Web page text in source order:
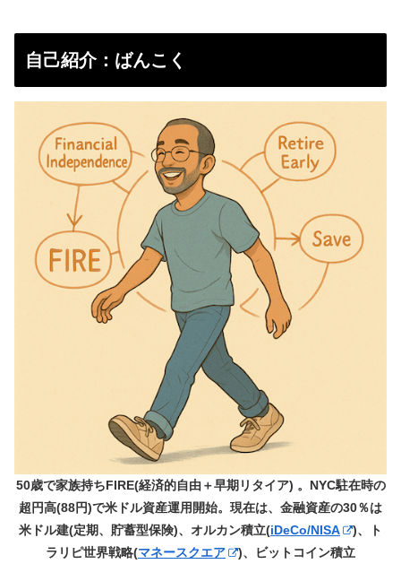
自己紹介：ばんこく
50歳で家族持ちFIRE(経済的自由＋早期リタイア) 。NYC駐在時の
超円高(88円)で米ドル資産運用開始。現在は、金融資産の30％は
米ドル建(定期、貯蓄型保険)、オルカン積立(iDeCo/NISA
)、ト
ラリピ世界戦略(マネースクエア
)、ビットコイン積立